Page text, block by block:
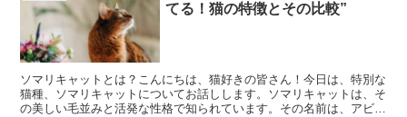
てる！猫の特徴とその比較”
ソマリキャットとは？こんにちは、猫好きの皆さん！今日は、特別な
猫種、ソマリキャットについてお話しします。ソマリキャットは、そ
の美しい毛並みと活発な性格で知られています。その名前は、アビシ